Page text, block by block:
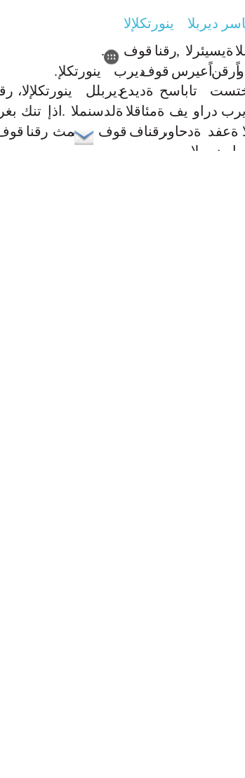
ديربلا
ينورتكلإلا
ةيسيئرلا ,رقنا قوف
.
اًرقناًعيرس قوفديرب ينورتكلإ.
تاباسح ةديدعديربلل ،ينورتكلإلا
دراو يف ةمئاقلا ةلدسنملا . اذإ تنك
ةعفد ،ةدحاورقناف قوف ،مث رقنا
ديربلا